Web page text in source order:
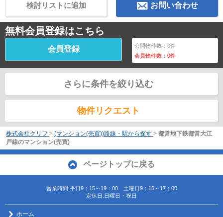
お問い合わせ
検討リストに追加
無料会員登録はこちら
会員登録 公開物件数：0件
会員物件数：0件
さらに条件を絞り込む
物件リクエスト
株式会社クリフ > (マンション(売買))路線・駅から探す > 都営地下鉄都営大江
戸線のマンション(売買)
ページトップに戻る
営業時間:平日9：15～19：00 土曜日9：15～17：00
定休日:日曜日・祝日
ホーム